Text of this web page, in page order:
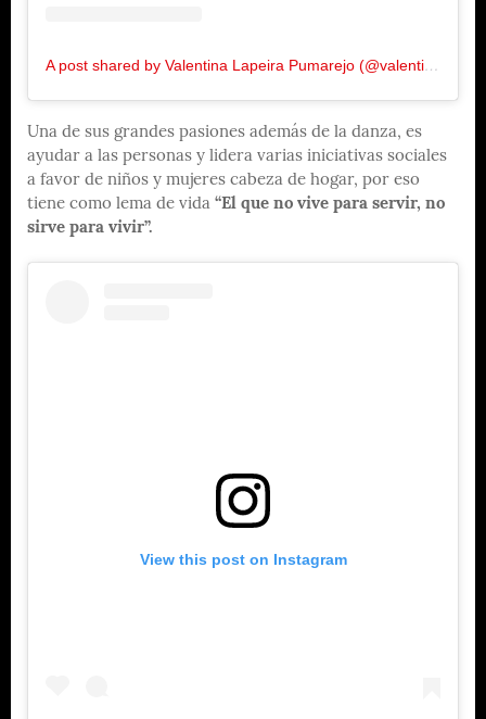
A post shared by Valentina Lapeira Pumarejo (@valentinalapeira)
Una de sus grandes pasiones además de la danza, es
ayudar a las personas y lidera varias iniciativas sociales
a favor de niños y mujeres cabeza de hogar, por eso
tiene como lema de vida “El que no vive para servir, no
sirve para vivir”.
View this post on Instagram